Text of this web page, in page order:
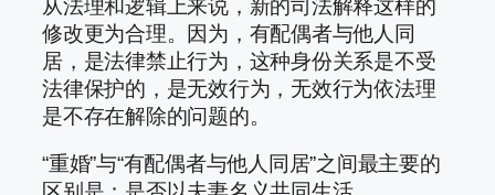
从法理和逻辑上来说，新的司法解释这样的
修改更为合理。因为，有配偶者与他人同
居，是法律禁止行为，这种身份关系是不受
法律保护的，是无效行为，无效行为依法理
是不存在解除的问题的。
“重婚”与“有配偶者与他人同居”之间最主要的